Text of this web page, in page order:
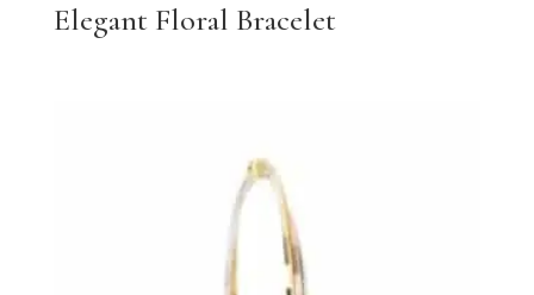
Elegant Floral Bracelet